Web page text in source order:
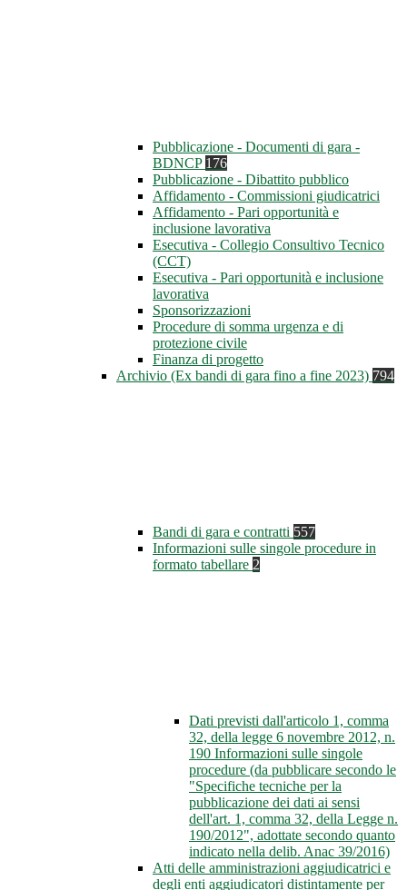
Pubblicazione - Documenti di gara -
BDNCP 176
Pubblicazione - Dibattito pubblico
Affidamento - Commissioni giudicatrici
Affidamento - Pari opportunità e
inclusione lavorativa
Esecutiva - Collegio Consultivo Tecnico
(CCT)
Esecutiva - Pari opportunità e inclusione
lavorativa
Sponsorizzazioni
Procedure di somma urgenza e di
protezione civile
Finanza di progetto
Archivio (Ex bandi di gara fino a fine 2023) 794
Bandi di gara e contratti 557
Informazioni sulle singole procedure in
formato tabellare 2
Dati previsti dall'articolo 1, comma
32, della legge 6 novembre 2012, n.
190 Informazioni sulle singole
procedure (da pubblicare secondo le
"Specifiche tecniche per la
pubblicazione dei dati ai sensi
dell'art. 1, comma 32, della Legge n.
190/2012", adottate secondo quanto
indicato nella delib. Anac 39/2016)
Atti delle amministrazioni aggiudicatrici e
degli enti aggiudicatori distintamente per